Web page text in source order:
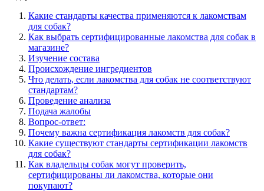
Какие стандарты качества применяются к лакомствам
для собак?
Как выбрать сертифицированные лакомства для собак в
магазине?
Изучение состава
Происхождение ингредиентов
Что делать, если лакомства для собак не соответствуют
стандартам?
Проведение анализа
Подача жалобы
Вопрос-ответ:
Почему важна сертификация лакомств для собак?
Какие существуют стандарты сертификации лакомств
для собак?
Как владельцы собак могут проверить,
сертифицированы ли лакомства, которые они
покупают?